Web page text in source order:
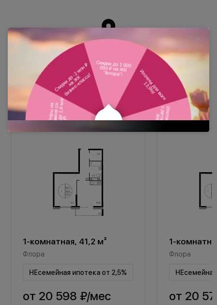
Похожие планировки
1-комнатная, 41,2 м²
Флора
НЕсемейная ипотека от 2,5%
от 20 598 ₽/мес
1-
Флора
от 20